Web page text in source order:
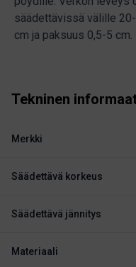
säädettävissä välille
cm ja paksuus 0,5-5 cm.
Tekninen
Merkki
Säädettävä korkeus
Säädettävä jännitys
Materiaali